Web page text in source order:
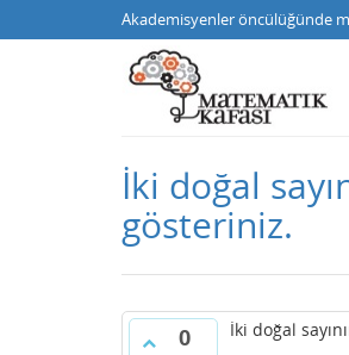
Akademisyenler öncülüğünde
İki doğal
gösteriniz.
0
İki doğal